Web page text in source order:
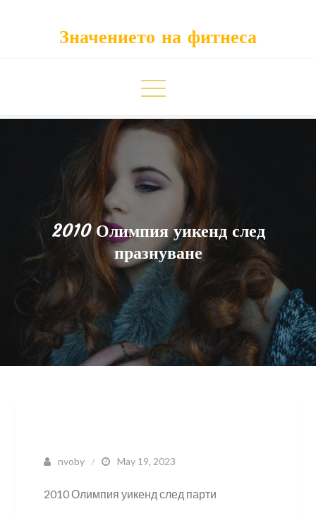
Значението на фитнеса
2010 Олимпия уикенд след
празнуване
nvoby May 19, 2023
2010 Олимпия уикенд след парти